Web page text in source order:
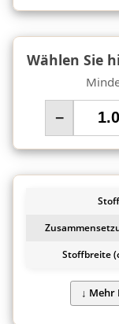
Wählen Sie
−
Stoffbreite